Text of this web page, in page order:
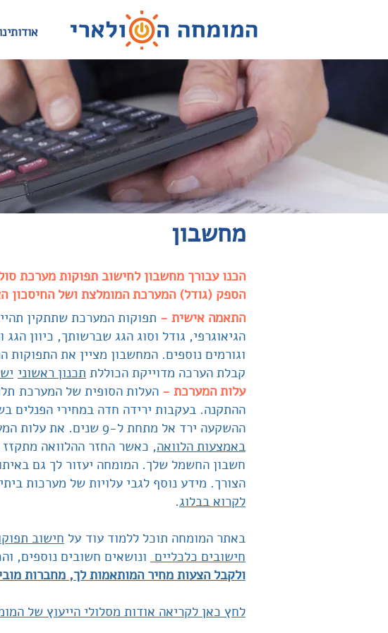
אודותינו
מחשבון
הכנו עבורך מחשבון לחישוב תפוקות מערכת
הספק (גודל) המערכת המומלצת ושל החיסכון
התאמה אישית - תפוקות המערכת שתתקין
הגיאוגרפי, גודל וסוג הגג שברשותך, כיוון
וגורמים נוספים. המחשבון מציין את התפוקות
קבלת הערכה מדוייקת הכוללת תכנון ראשוני
עלות המערכת - העלות הסופית של המערכת
ההתקנה. בעקבות ירידה חדה במחירי הפנלים
ההשקעה ירד אל מתחת ל-9 שנים. את עלות המערכת
באמצעות הלוואה, כאשר החזר ההלוואה מתקזז
חשבון החשמל שלך. המומחה יעזור לך גם
הצורך. מידע נוסף לגבי עלויות של מערכות ביתיות
לקרוא בבלוג.
באתר המומחה תוכל ללמוד עוד על חישוב
חישובים כלכליים ונושאים חשובים נוספים,
ולקבל הצעות מחיר המותאמות לך, מחברות
לחץ כאן לקריאה אודות מסלולי הייעוץ של